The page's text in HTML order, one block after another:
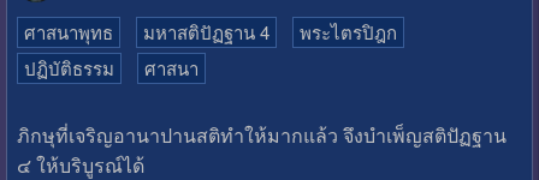
ศาสนาพุทธ มหาสติปัฏฐาน 4
พระไตรปิฎก
ปฏิบัติธรรม
ศาสนา
ภิกษุที่เจริญอานาปานสติทำให้มากแล้ว จึงบำเพ็ญสติปัฏฐาน
๔ ให้บริบูรณ์ได้